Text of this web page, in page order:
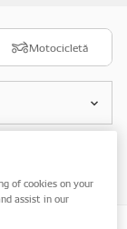
Motocicletă
of cookies on your
assist in our